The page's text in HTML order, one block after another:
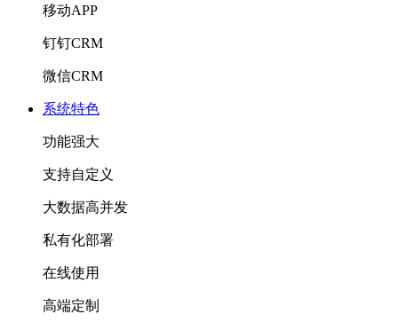
移动APP
钉钉CRM
微信CRM
系统特色
功能强大
支持自定义
大数据高并发
私有化部署
在线使用
高端定制